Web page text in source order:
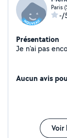
Paris
-/
Présentation
Aucun avis
Voir